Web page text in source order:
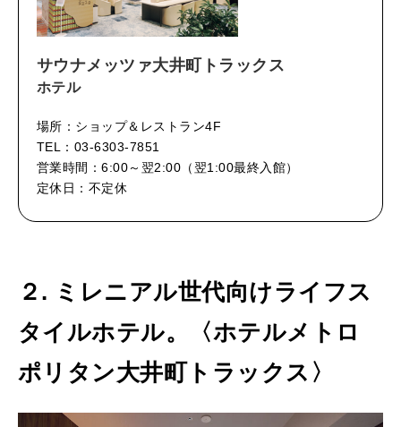
サウナメッツァ大井町トラックス
ホテル
場所：ショップ＆レストラン4F
TEL：03-6303-7851
営業時間：6:00～翌2:00（翌1:00最終入館）
定休日：不定休
２. ミレニアル世代向けライフス
タイルホテル。〈ホテルメトロ
ポリタン大井町トラックス〉